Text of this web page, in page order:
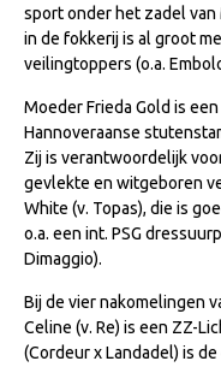
Regionale
Nationale
Late
ABOP
Sport
Dutch Pony
Evenementen
sport onder het zadel van
in de fokkerij is al groot
veilingtoppers (o.a.
Moeder Frieda Gold is
Hannoveraanse
Zij is verantwoordelijk
gevlekte en witgeboren
White (v. Topas), die is
o.a. een int. PSG
Dimaggio).
Bij de vier nakomelingen
Celine (v. Re) is een ZZ-
(Cordeur x Landadel) is